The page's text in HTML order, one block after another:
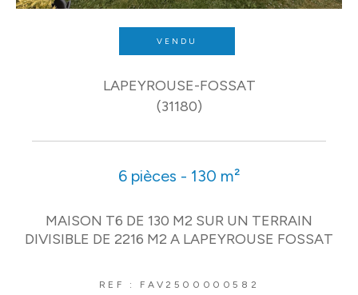
VENDU
LAPEYROUSE-FOSSAT
(31180)
6 pièces - 130 m²
MAISON T6 DE 130 M2 SUR UN TERRAIN
DIVISIBLE DE 2216 M2 A LAPEYROUSE FOSSAT
REF : FAV2500000582